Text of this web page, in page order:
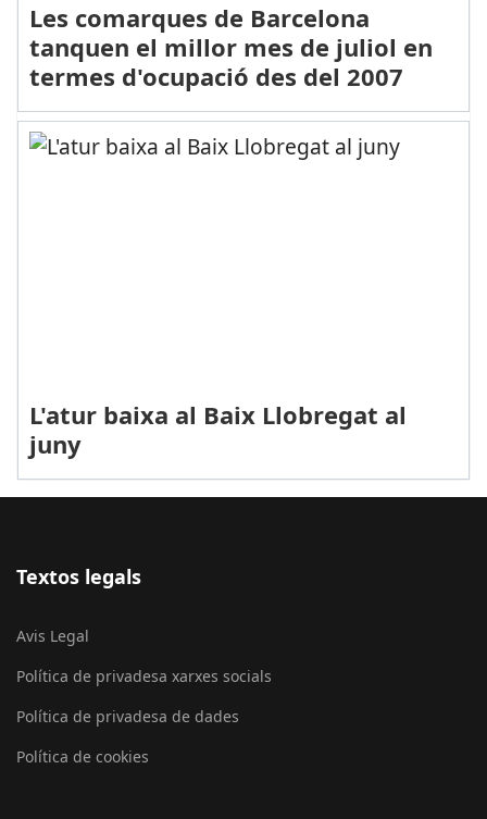
Les comarques de Barcelona
tanquen el millor mes de juliol en
termes d'ocupació des del 2007
L'atur baixa al Baix Llobregat al
juny
Textos legals
Avis Legal
Política de privadesa xarxes socials
Política de privadesa de dades
Política de cookies